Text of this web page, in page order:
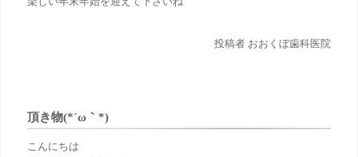
投稿者 おおくぼ歯科医院
頂き物(*´ω｀*)
こんにちは